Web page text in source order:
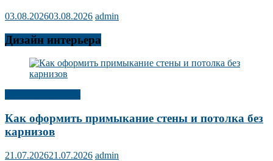
03.08.202603.08.2026 admin
Дизайн интерьера
Как оформить примыкание стены и потолка без
карнизов
21.07.202621.07.2026 admin